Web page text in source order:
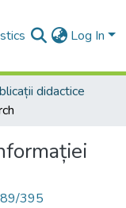
Log In
didactice
395